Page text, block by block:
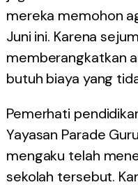
mereka memohon
Juni ini. Karena
memberangkatkan
butuh biaya yang
Pemerhati
Yayasan Parade
mengaku telah
sekolah tersebut.